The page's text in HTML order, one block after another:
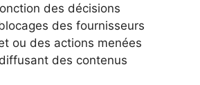
des décisions
des fournisseurs
ou des actions menées
des contenus